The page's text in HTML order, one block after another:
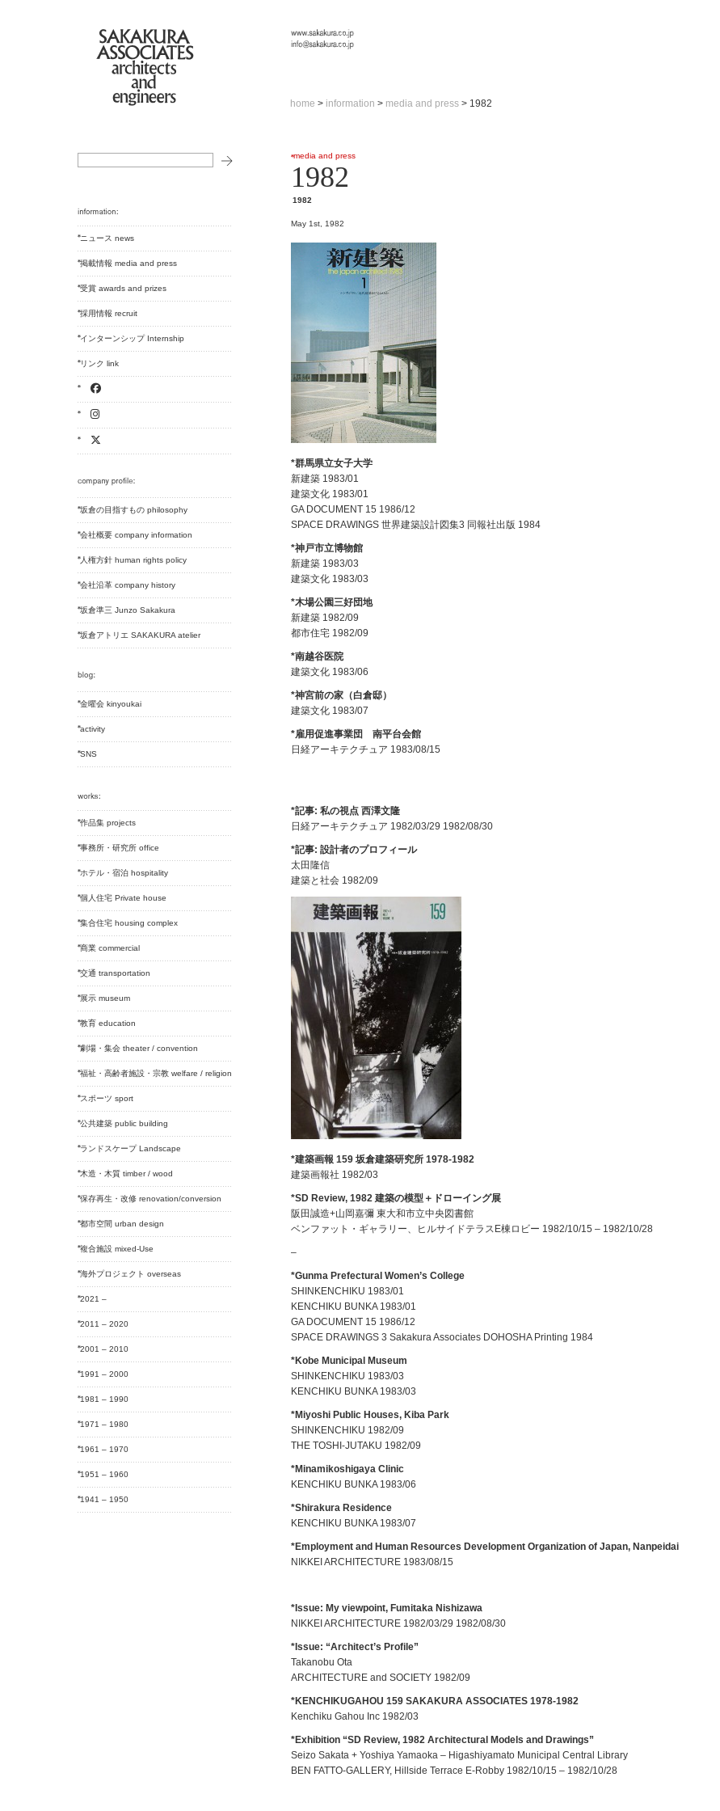
home > information > media and press > 1982
ニュース news
掲載情報 media and press
受賞 awards and prizes
採用情報 recruit
インターンシップ Internship
リンク link
坂倉の目指すもの philosophy
会社概要 company information
人権方針 human rights policy
会社沿革 company history
坂倉準三 Junzo Sakakura
坂倉アトリエ SAKAKURA atelier
金曜会 kinyoukai
activity
SNS
作品集 projects
事務所・研究所 office
ホテル・宿泊 hospitality
個人住宅 Private house
集合住宅 housing complex
商業 commercial
交通 transportation
展示 museum
教育 education
劇場・集会 theater / convention
福祉・高齢者施設・宗教 welfare / religion
スポーツ sport
公共建築 public building
ランドスケープ Landscape
木造・木質 timber / wood
保存再生・改修 renovation/conversion
都市空間 urban design
複合施設 mixed-Use
海外プロジェクト overseas
2021 –
2011 – 2020
2001 – 2010
1991 – 2000
1981 – 1990
1971 – 1980
1961 – 1970
1951 – 1960
1941 – 1950
media and press
1982
1982
May 1st, 1982
*群馬県立女子大学
新建築 1983/01
建築文化 1983/01
GA DOCUMENT 15 1986/12
SPACE DRAWINGS 世界建築設計図集3 同報社出版 1984
*神戸市立博物館
新建築 1983/03
建築文化 1983/03
*木場公園三好団地
新建築 1982/09
都市住宅 1982/09
*南越谷医院
建築文化 1983/06
*神宮前の家（白倉邸）
建築文化 1983/07
*雇用促進事業団 南平台会館
日経アーキテクチュア 1983/08/15
*記事: 私の視点 西澤文隆
日経アーキテクチュア 1982/03/29 1982/08/30
*記事: 設計者のプロフィール
太田隆信
建築と社会 1982/09
*建築画報 159 坂倉建築研究所 1978-1982
建築画報社 1982/03
*SD Review, 1982 建築の模型＋ドローイング展
阪田誠造+山岡嘉彌 東大和市立中央図書館
ベンファット・ギャラリー、ヒルサイドテラスE棟ロビー 1982/10/15 – 1982/10/28
–
*Gunma Prefectural Women’s College
SHINKENCHIKU 1983/01
KENCHIKU BUNKA 1983/01
GA DOCUMENT 15 1986/12
SPACE DRAWINGS 3 Sakakura Associates DOHOSHA Printing 1984
*Kobe Municipal Museum
SHINKENCHIKU 1983/03
KENCHIKU BUNKA 1983/03
*Miyoshi Public Houses, Kiba Park
SHINKENCHIKU 1982/09
THE TOSHI-JUTAKU 1982/09
*Minamikoshigaya Clinic
KENCHIKU BUNKA 1983/06
*Shirakura Residence
KENCHIKU BUNKA 1983/07
*Employment and Human Resources Development Organization of Japan, Nanpeidai
NIKKEI ARCHITECTURE 1983/08/15
*Issue: My viewpoint, Fumitaka Nishizawa
NIKKEI ARCHITECTURE 1982/03/29 1982/08/30
*Issue: “Architect’s Profile”
Takanobu Ota
ARCHITECTURE and SOCIETY 1982/09
*KENCHIKUGAHOU 159 SAKAKURA ASSOCIATES 1978-1982
Kenchiku Gahou Inc 1982/03
*Exhibition “SD Review, 1982 Architectural Models and Drawings”
Seizo Sakata + Yoshiya Yamaoka – Higashiyamato Municipal Central Library
BEN FATTO-GALLERY, Hillside Terrace E-Robby 1982/10/15 – 1982/10/28